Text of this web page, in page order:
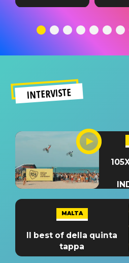
testo,
significato
del
INTERVISTE
MALTA
Il best of della quinta
tappa